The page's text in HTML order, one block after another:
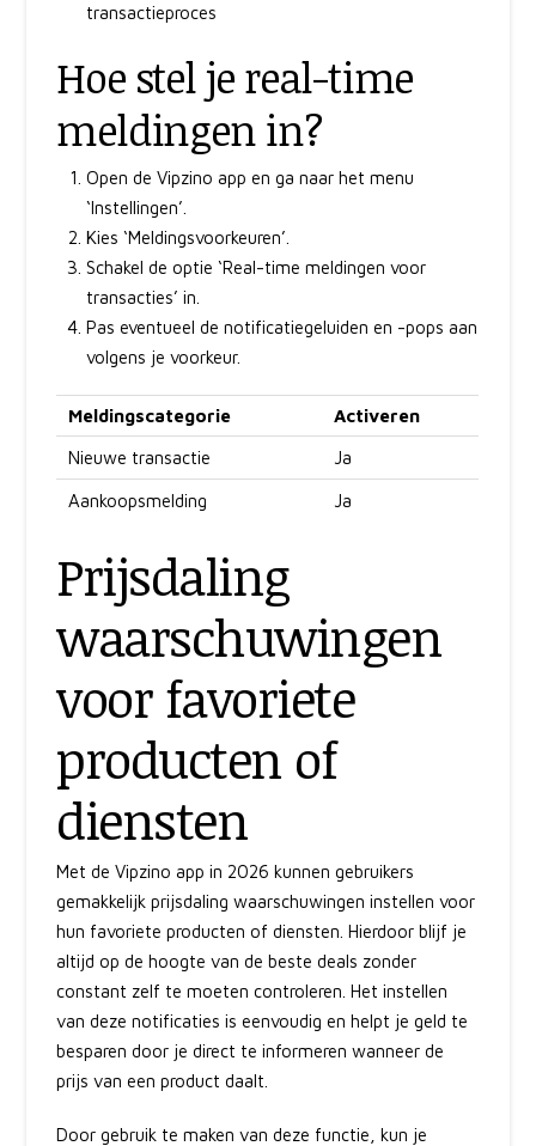
transactieproces
Hoe stel je real-time
meldingen in?
Open de Vipzino app en ga naar het menu
‘Instellingen’.
Kies ‘Meldingsvoorkeuren’.
Schakel de optie ‘Real-time meldingen voor
transacties’ in.
Pas eventueel de notificatiegeluiden en -pops aan
volgens je voorkeur.
Meldingscategorie Activeren
Nieuwe transactie Ja
Aankoopsmelding Ja
Prijsdaling
waarschuwingen
voor favoriete
producten of
diensten
Met de Vipzino app in 2026 kunnen gebruikers
gemakkelijk prijsdaling waarschuwingen instellen voor
hun favoriete producten of diensten. Hierdoor blijf je
altijd op de hoogte van de beste deals zonder
constant zelf te moeten controleren. Het instellen
van deze notificaties is eenvoudig en helpt je geld te
besparen door je direct te informeren wanneer de
prijs van een product daalt.
Door gebruik te maken van deze functie, kun je